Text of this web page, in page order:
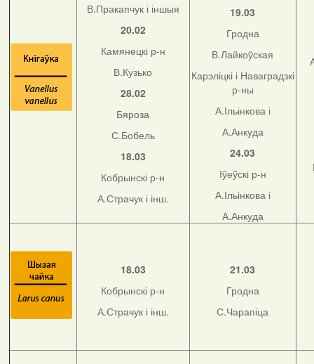
В.Пракапчук і іншыя
20.02
Камянецкі р-н
В.Кузько
28.02
Бяроза
С.Бобель
18.03
Кобрынскі р-н
А.Страчук і інш.
19.03
Гродна
В.Лайкоўская
Карэліцкі і Наваградзкі
р-ны
А.Ільінкова і
А.Анкуда
24.03
Іўеўскі р-н
А.Ільінкова і
А.Анкуда
18.03
Кобрынскі р-н
А.Страчук і інш.
21.03
Гродна
С.Чарапіца